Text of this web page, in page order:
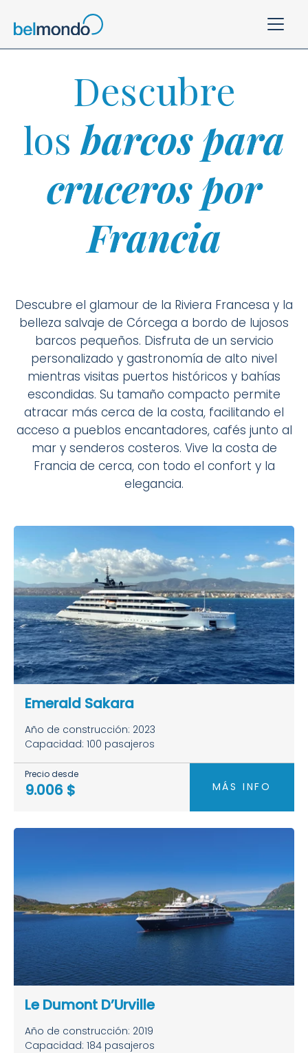
Descubre
losbarcos para
cruceros por
Francia
Descubre el glamour de la Riviera Francesa y la
belleza salvaje de Córcega a bordo de lujosos
barcos pequeños. Disfruta de un servicio
personalizado y gastronomía de alto nivel
mientras visitas puertos históricos y bahías
escondidas. Su tamaño compacto permite
atracar más cerca de la costa, facilitando el
acceso a pueblos encantadores, cafés junto al
mar y senderos costeros. Vive la costa de
Francia de cerca, con todo el confort y la
elegancia.
Emerald Sakara
Año de construcción: 2023
Capacidad: 100 pasajeros
Precio desde
9.006 $ MÁS INFO
Le Dumont D’Urville
Año de construcción: 2019
Capacidad: 184 pasajeros